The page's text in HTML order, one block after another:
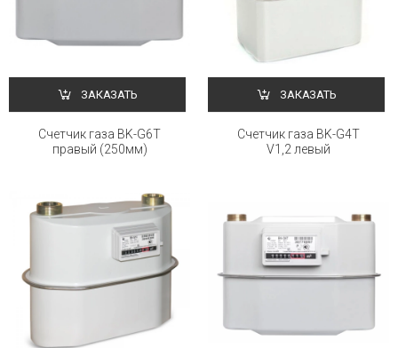
ЗАКАЗАТЬ
Счетчик газа BK-G6Т
правый (250мм)
ЗАКАЗАТЬ
Счетчик газа BK-G4Т
V1,2 левый